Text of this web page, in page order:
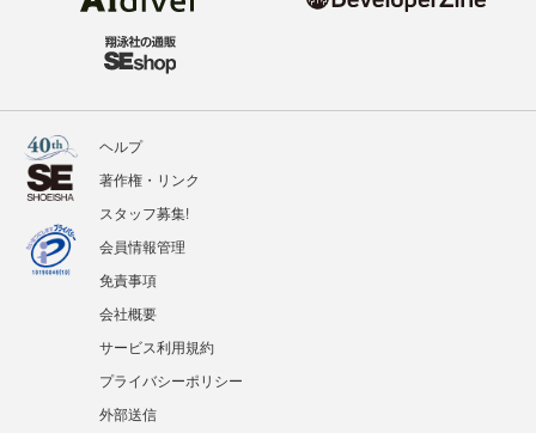
ヘルプ
著作権・リンク
スタッフ募集!
会員情報管理
免責事項
会社概要
サービス利用規約
プライバシーポリシー
外部送信